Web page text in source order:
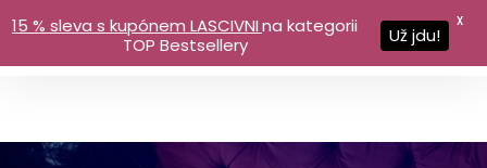
15 % sleva s kupónem LASCIVNIna kategorii
TOP Bestsellery
Už jdu!
X